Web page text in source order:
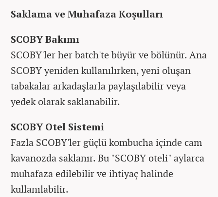
Saklama ve Muhafaza Koşulları
SCOBY Bakımı
SCOBY'ler her batch'te büyür ve bölünür. Ana
SCOBY yeniden kullanılırken, yeni oluşan
tabakalar arkadaşlarla paylaşılabilir veya
yedek olarak saklanabilir.
SCOBY Otel Sistemi
Fazla SCOBY'ler güçlü kombucha içinde cam
kavanozda saklanır. Bu "SCOBY oteli" aylarca
muhafaza edilebilir ve ihtiyaç halinde
kullanılabilir.